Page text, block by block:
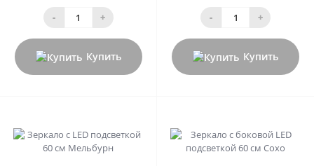
- +
Купить
- +
Купить